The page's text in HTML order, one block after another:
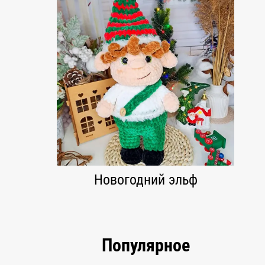
Новогодний эльф
Популярное